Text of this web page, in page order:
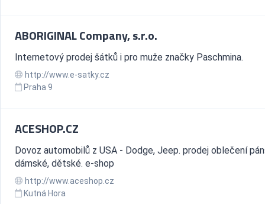
ABORIGINAL Company, s.r.o.
Internetový prodej šátků i pro muže značky Paschmina.
http://www.e-satky.cz
Praha 9
ACESHOP.CZ
Dovoz automobilů z USA - Dodge, Jeep. prodej oblečení
dámské, dětské. e-shop
http://www.aceshop.cz
Kutná Hora